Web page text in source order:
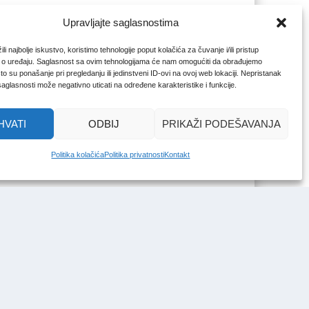
Upravljajte saglasnostima
najbolje iskustvo, koristimo tehnologije poput kolačića za čuvanje i/ili pristup
uređaju. Saglasnost sa ovim tehnologijama će nam omogućiti da obrađujemo
su ponašanje pri pregledanju ili jedinstveni ID-ovi na ovoj web lokaciji. Nepristanak
može negativno uticati na određene karakteristike i funkcije.
ODBIJ PRIKAŽI PODEŠAVANJA
Politika kolačićaPolitika privatnostiKontakt